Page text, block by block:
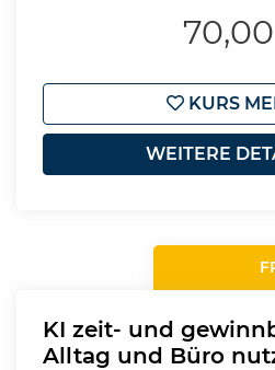
KURS
WEITERE
KI zeit- und
Alltag und Büro